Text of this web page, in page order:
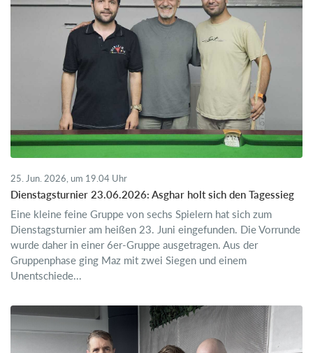
25. Jun. 2026, um 19.04 Uhr
Dienstagsturnier 23.06.2026: Asghar holt sich den Tagessieg
Eine kleine feine Gruppe von sechs Spielern hat sich zum
Dienstagsturnier am heißen 23. Juni eingefunden. Die Vorrunde
wurde daher in einer 6er-Gruppe ausgetragen. Aus der
Gruppenphase ging Maz mit zwei Siegen und einem
Unentschiede...